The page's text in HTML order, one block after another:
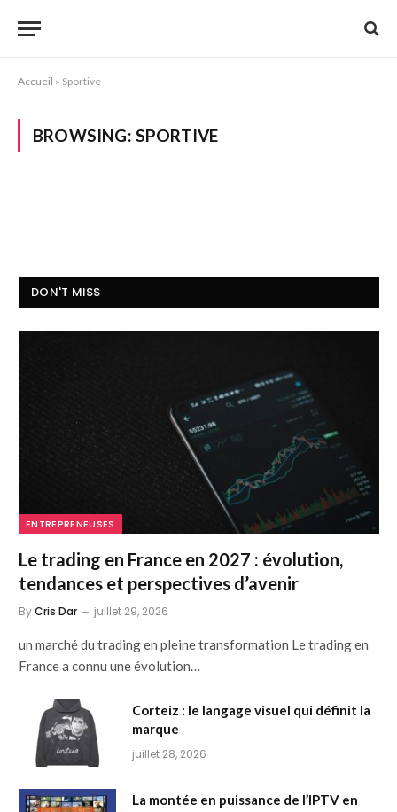
Accueil » Sportive
BROWSING: SPORTIVE
DON'T MISS
ENTREPRENEUSES
Le trading en France en 2027 : évolution,
tendances et perspectives d’avenir
ByCris Dar juillet 29, 2026
un marché du trading en pleine transformation Le trading en
France a connu une évolution…
Corteiz : le langage visuel qui définit la
marque
juillet 28, 2026
La montée en puissance de l’IPTV en